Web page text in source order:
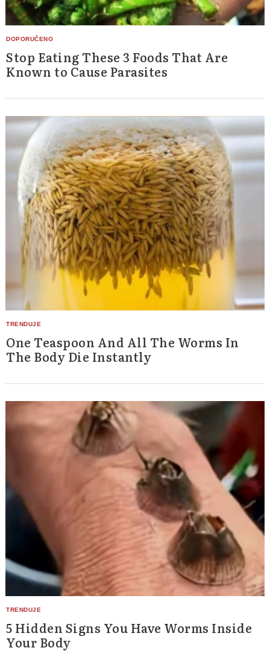
Stop Eating These 3 Foods That Are
Known to Cause Parasites
One Teaspoon And All The Worms In
The Body Die Instantly
5 Hidden Signs You Have Worms Inside
Your Body